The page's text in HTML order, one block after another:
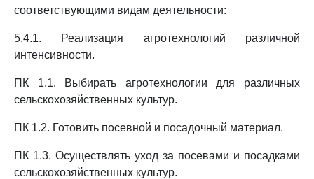
соответствующими видам деятельности:
5.4.1. Реализация агротехнологий различной
интенсивности.
ПК 1.1. Выбирать агротехнологии для различных
сельскохозяйственных культур.
ПК 1.2. Готовить посевной и посадочный материал.
ПК 1.3. Осуществлять уход за посевами и посадками
сельскохозяйственных культур.